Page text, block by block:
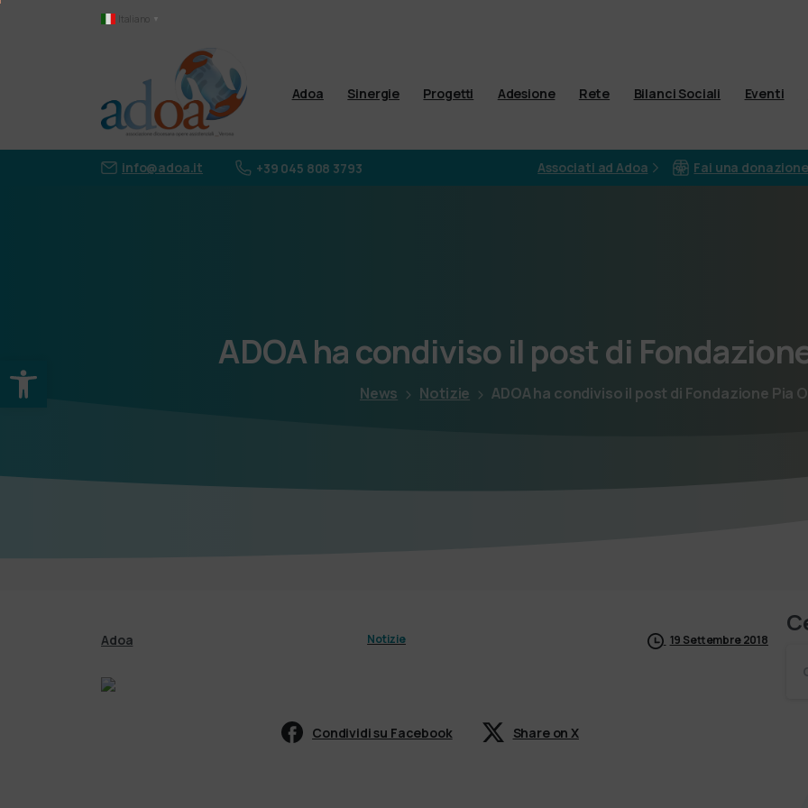
Apri la barra degli strumenti
Italiano ▼
Adoa Sinergie Progetti Adesione Rete Bilanci Sociali Eventi
info@adoa.it +39 045 808 3793 Associati ad Adoa Fai una donazione
ADOAhacondiviso il postdi
News Notizie ADOA ha condiviso il post di Fondazione Pia
Adoa Notizie 19 Settembre 2018
Condividi su Facebook Share on X